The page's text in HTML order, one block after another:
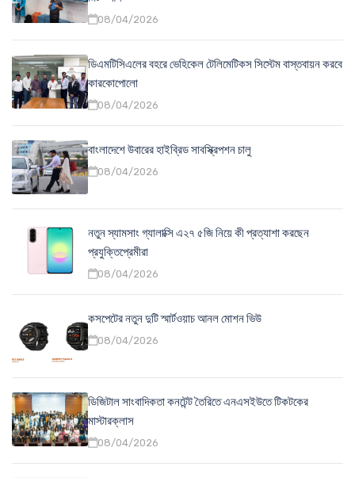
08/04/2026
ডিএমটিসিএলের বহরে ভেহিকেল টেলিমেটিকস সিস্টেম বাস্তবায়ন করবে
কারকোপোলো
08/04/2026
বাংলাদেশে উবারের হাইব্রিড সাবস্ক্রিপশন চালু
08/04/2026
নতুন স্যামসাং গ্যালাক্সি এ২৭ ৫জি নিয়ে কী প্রত্যাশা করছেন
প্রযুক্তিপ্রেমীরা
08/04/2026
কসপেটের নতুন দুটি স্মার্টওয়াচ আনল মোশন ভিউ
08/04/2026
ডিজিটাল সাংবাদিকতা কনটেন্ট তৈরিতে এনএসইউতে টিকটকের
মাস্টারক্লাস
08/04/2026